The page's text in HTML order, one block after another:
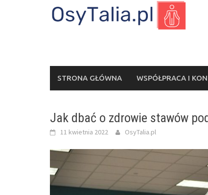
STRONA GŁÓWNA WSPÓŁPRACA I
Jak dbać o zdrowie stawów
11 kwietnia 2022 OsyTalia.pl